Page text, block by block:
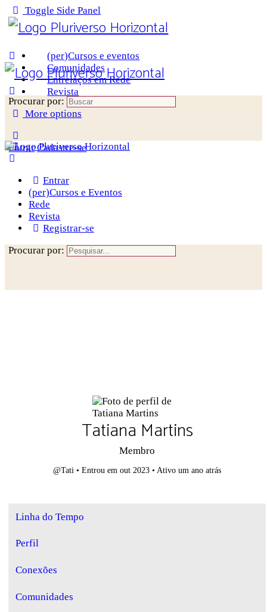
Toggle Side Panel
(per)Cursos e eventos
Comunidades
Entrelaços em Rede
Revista
More options
Entrar Cadastre-se
Procurar por:
Entrar
(per)Cursos e Eventos
Rede
Revista
Registrar-se
Procurar por:
Tatiana Martins
Membro
@Tati • Entrou em out 2023• Ativo um ano atrás
Linha do Tempo
Perfil
Conexões
Comunidades